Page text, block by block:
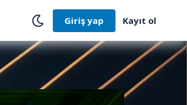
Giriş yap Kayıt ol